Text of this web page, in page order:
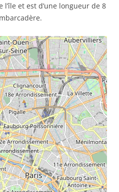
et est d’une longueur de 8